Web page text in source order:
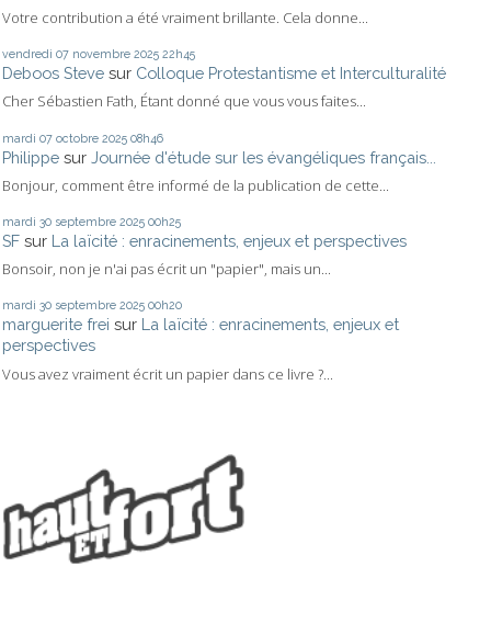
Votre contribution a été vraiment brillante. Cela donne...
vendredi 07 novembre 2025 22h45
Deboos Steve sur Colloque Protestantisme et Interculturalité
Cher Sébastien Fath, Étant donné que vous vous faites...
mardi 07 octobre 2025 08h46
Philippe sur Journée d'étude sur les évangéliques français...
Bonjour, comment être informé de la publication de cette...
mardi 30 septembre 2025 00h25
SF sur La laïcité : enracinements, enjeux et perspectives
Bonsoir, non je n'ai pas écrit un "papier", mais un...
mardi 30 septembre 2025 00h20
marguerite frei sur La laïcité : enracinements, enjeux et
perspectives
Vous avez vraiment écrit un papier dans ce livre ?...